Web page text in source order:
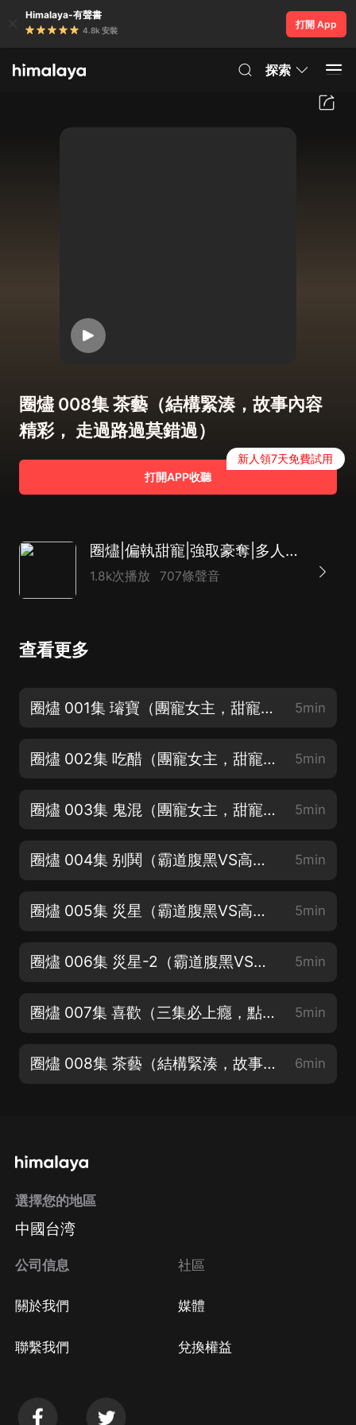
Himalaya-有聲書
4.8k 安裝
打開 App
探索
圈燼 008集 茶藝（結構緊湊，故事內容
精彩， 走過路過莫錯過）
打開APP收聽
新人領7天免費試用
圈燼|偏執甜寵|強取豪奪|多人有聲劇
1.8k次播放 707條聲音
查看更多
圈燼 001集 璿寶（團寵女主，甜寵加倍 ，三集上癮不要錯過） ） 5min
圈燼 002集 吃醋（團寵女主，甜寵加倍 ，三集上癮不要錯過） 5min
圈燼 003集 鬼混（團寵女主，甜寵加倍 ，三集上癮不要錯過） 5min
圈燼 004集 别鬨（霸道腹黑VS高冷記仇，訂閱才能看到更新 ） 5min
圈燼 005集 災星（霸道腹黑VS高冷記仇，訂閱才能看到更新 ） 5min
圈燼 006集 災星-2（霸道腹黑VS高冷記仇，訂閱才能看到更新 ） 5min
圈燼 007集 喜歡（三集必上癮，點擊可收聽↑ ↑ 下滑有驚喜↓ ↓ ） 5min
圈燼 008集 茶藝（結構緊湊，故事內容精彩， 走過路過莫錯過） 6min
選擇您的地區
中國台湾
公司信息
關於我們
聯繫我們
社區
媒體
兌換權益